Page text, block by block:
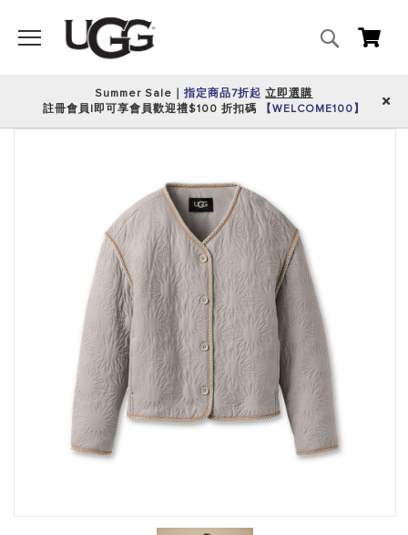
搜
我
Summer Sale｜指定商品7折起立即選購
註冊會員|即可享會員歡迎禮$100 折扣碼
【WELCOME100】